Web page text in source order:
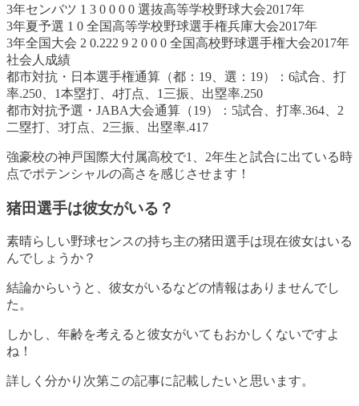
3年センバツ 1 3 0 0 0 0 選抜高等学校野球大会2017年
3年夏予選 1 0 全国高等学校野球選手権兵庫大会2017年
3年全国大会 2 0.222 9 2 0 0 0 全国高校野球選手権大会2017年
社会人成績
都市対抗・日本選手権通算（都：19、選：19）：6試合、打
率.250、1本塁打、4打点、1三振、出塁率.250
都市対抗予選・JABA大会通算（19）：5試合、打率.364、2
二塁打、3打点、2三振、出塁率.417
強豪校の神戸国際大付属高校で1、2年生と試合に出ている時
点でポテンシャルの高さを感じさせます！
猪田選手は彼女がいる？
素晴らしい野球センスの持ち主の猪田選手は現在彼女はいる
んでしょうか？
結論からいうと、 彼女がいるなどの情報はありませんでし
た。
しかし、年齢を考えると彼女がいてもおかしくないですよ
ね！
詳しく分かり次第この記事に記載したいと思います。